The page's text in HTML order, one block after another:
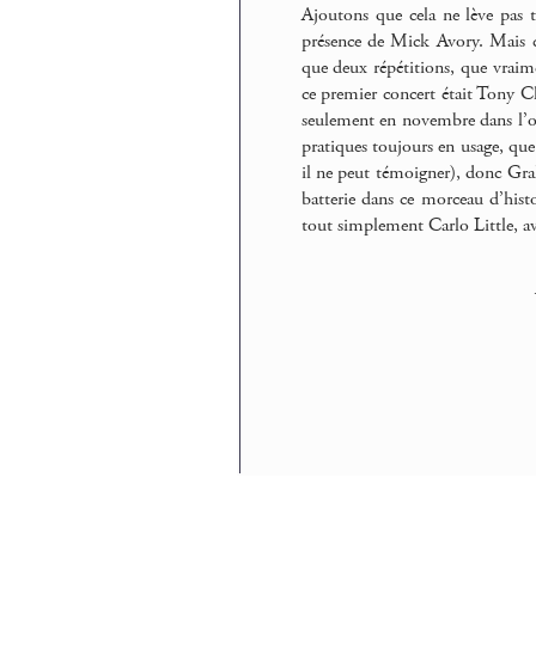
Ajoutons que cela ne lève pas
présence de Mick Avory.
que deux répétitions, que
ce premier concert était Tony
seulement en novembre dans
pratiques toujours en usage,
il ne peut témoigner), donc
batterie dans ce morceau
tout simplement Carlo Little,